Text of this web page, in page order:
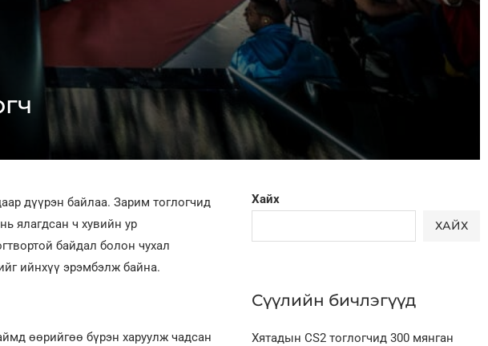
дүүрэн байлаа. Зарим тоглогчид
ялагдсан ч хувийн ур
байдал болон чухал
ийнхүү эрэмбэлж байна.
өөрийгөө бүрэн харуулж чадсан
Хайх
ХАЙХ
Сүүлийн бичлэгүүд
Хятадын CS2 тоглогчид 300 мянган